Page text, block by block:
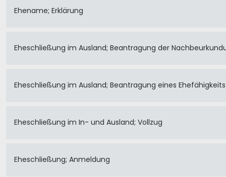
Ehename; Erklärung
Eheschließung im Ausland; Beantragung der
Eheschließung im Ausland; Beantragung eines
Eheschließung im In- und Ausland; Vollzug
Eheschließung; Anmeldung